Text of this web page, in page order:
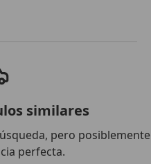
similares
pero posiblemente
perfecta.